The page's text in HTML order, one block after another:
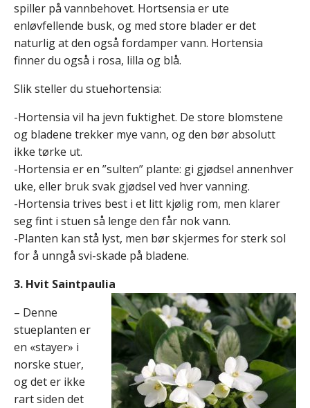
spiller på vannbehovet. Hortsensia er ute
enløvfellende busk, og med store blader er det
naturlig at den også fordamper vann. Hortensia
finner du også i rosa, lilla og blå.
Slik steller du stuehortensia:
-Hortensia vil ha jevn fuktighet. De store blomstene
og bladene trekker mye vann, og den bør absolutt
ikke tørke ut.
-Hortensia er en ”sulten” plante: gi gjødsel annenhver
uke, eller bruk svak gjødsel ved hver vanning.
-Hortensia trives best i et litt kjølig rom, men klarer
seg fint i stuen så lenge den får nok vann.
-Planten kan stå lyst, men bør skjermes for sterk sol
for å unngå svi-skade på bladene.
3. Hvit Saintpaulia
– Denne
stueplanten er
en «stayer» i
norske stuer,
og det er ikke
rart siden det